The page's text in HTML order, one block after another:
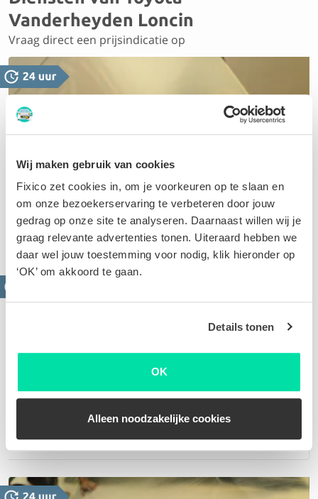
Wij maken gebruik van cookies
Fixico zet cookies in, om je voorkeuren op te slaan en
om onze bezoekerservaring te verbeteren door jouw
gedrag op onze site te analyseren. Daarnaast willen wij je
graag relevante advertenties tonen. Uiteraard hebben we
daar wel jouw toestemming voor nodig, klik hieronder op
‘OK’ om akkoord te gaan.
Details tonen
OK
Alleen noodzakelijke cookies
Vanderheyden Loncin
Vraag direct een prijsindicatie op
Dankzij de nieuwste technieken is uitdeuken vaak veel
goedkoper dan je denkt. Een aanbod op maat scheelt
je zo tientallen euro’s
Krassen verwijderen
foto's van jouw schade stellen we een scherpe offerte
voor je op